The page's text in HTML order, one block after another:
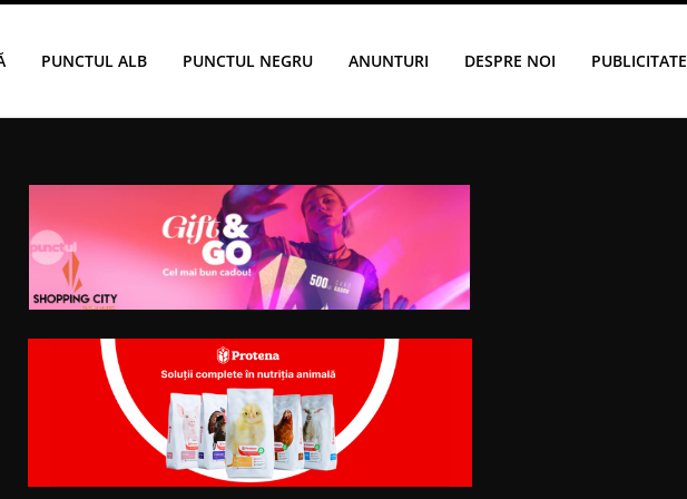
PUNCTUL ALB PUNCTUL NEGRU ANUNTURI DESPRE NOI PUBLICITATE